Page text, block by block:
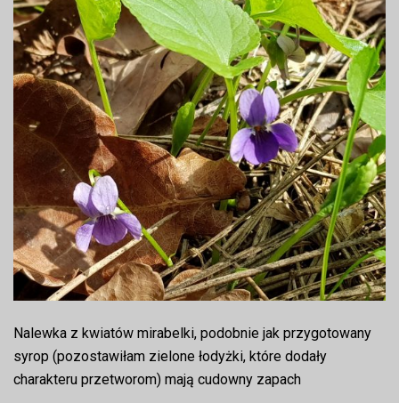
Nalewka z kwiatów mirabelki, podobnie jak przygotowany
syrop (pozostawiłam zielone łodyżki, które dodały
charakteru przetworom) mają cudowny zapach